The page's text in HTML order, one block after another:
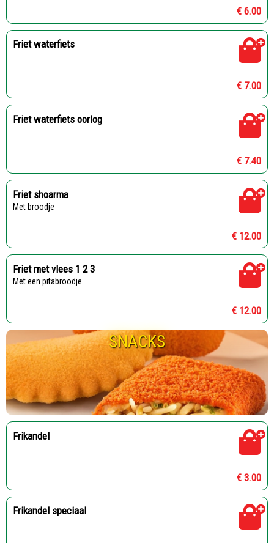
€ 6.00
Friet waterfiets
€ 7.00
Friet waterfiets oorlog
€ 7.40
Friet shoarma
Met broodje
€ 12.00
Friet met vlees 1 2 3
Met een pitabroodje
€ 12.00
SNACKS
Frikandel
€ 3.00
Frikandel speciaal